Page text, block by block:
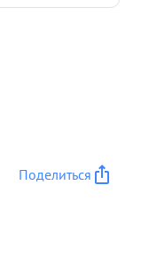
Поделиться